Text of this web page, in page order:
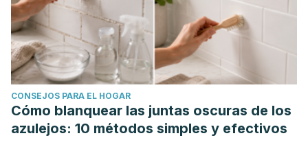
CONSEJOS PARA EL HOGAR
Cómo blanquear las juntas oscuras de los
azulejos: 10 métodos simples y efectivos